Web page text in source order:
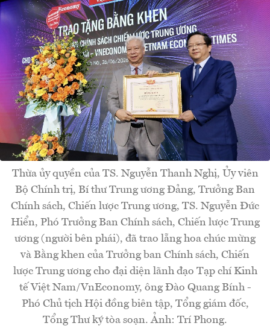
Thừa ủy quyền của TS. Nguyễn Thanh Nghị, Ủy viên
Bộ Chính trị, Bí thư Trung ương Đảng, Trưởng Ban
Chính sách, Chiến lược Trung ương, TS. Nguyễn Đức
Hiển, Phó Trưởng Ban Chính sách, Chiến lược Trung
ương (người bên phái), đã trao lẵng hoa chúc mừng
và Bằng khen của Trưởng ban Chính sách, Chiến
lược Trung ương cho đại diện lãnh đạo Tạp chí Kinh
tế Việt Nam/VnEconomy, ông Đào Quang Bính -
Phó Chủ tịch Hội đồng biên tập, Tổng giám đốc,
Tổng Thư ký tòa soạn. Ảnh: Trí Phong.